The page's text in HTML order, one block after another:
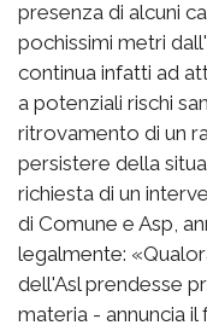
presenza di alcuni
pochissimi metri
continua infatti ad
a potenziali rischi
ritrovamento di un
persistere della
richiesta di un
di Comune e Asp,
legalmente:
dell'Asl prendesse
materia - annuncia